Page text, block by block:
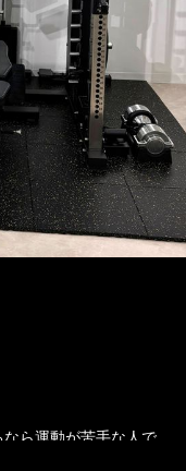
ら運動が苦手な人で